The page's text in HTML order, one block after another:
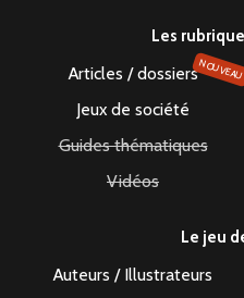
Les
Articles / dossiersNOUVEAU
Jeux de société
Guides thématiques
Vidéos
Le jeu
Auteurs / Illustrateurs